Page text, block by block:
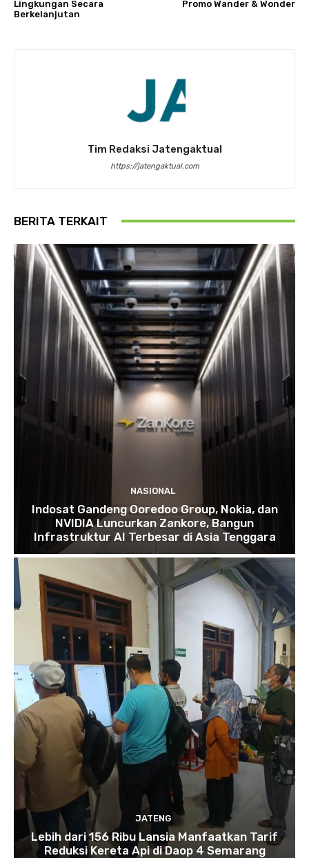
Lingkungan Secara
Berkelanjutan
Promo Wander & Wonder
Tim Redaksi Jatengaktual
https://jatengaktual.com
BERITA TERKAIT
NASIONAL
Indosat Gandeng Ooredoo Group, Nokia, dan
NVIDIA Luncurkan Zankore, Bangun
Infrastruktur AI Terbesar di Asia Tenggara
JATENG
Lebih dari 156 Ribu Lansia Manfaatkan Tarif
Reduksi Kereta Api di Daop 4 Semarang